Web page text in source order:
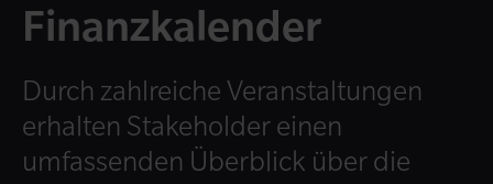
Finanzkalender
Durch zahlreiche Veranstaltungen
erhalten Stakeholder einen
umfassenden Überblick über die